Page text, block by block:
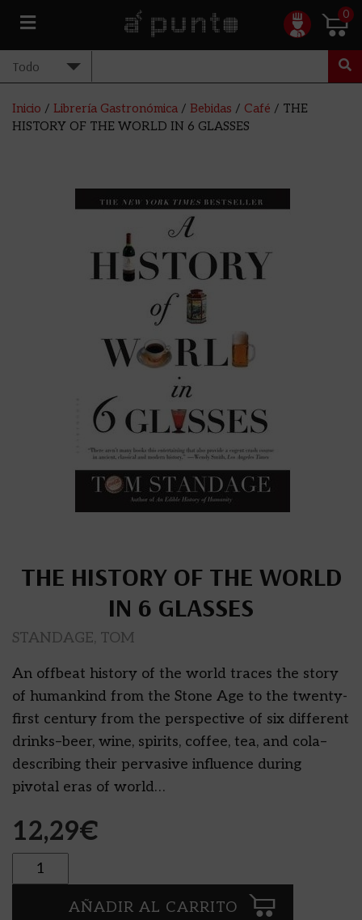
0
Inicio / Librería Gastronómica / Bebidas / Café / THE
HISTORY OF THE WORLD IN 6 GLASSES
THE HISTORY OF THE WORLD
IN 6 GLASSES
STANDAGE, TOM
An offbeat history of the world traces the story
of humankind from the Stone Age to the twenty-
first century from the perspective of six different
drinks–beer, wine, spirits, coffee, tea, and cola–
describing their pervasive influence during
pivotal eras of world…
12,29€
Cantidad
AÑADIR AL CARRITO